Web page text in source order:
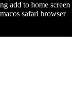
add to home screen
safari browser